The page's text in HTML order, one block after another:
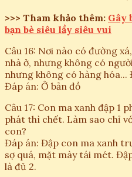
>>> Tham khảo thêm: Gây
bạn bè siêu lầy siêu vui
Câu 16: Nơi nào có đường
nhà ở, nhưng không có
nhưng không có hàng hóa...
Đáp án: Ở bản đồ
Câu 17: Con ma xanh đập 1
phát thì chết. Làm sao chỉ
con?
Đáp án: Đập con ma xanh
sợ quá, mặt mày tái mét.
là đủ 2.